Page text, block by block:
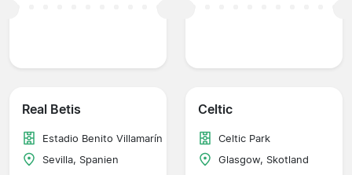
Real Betis
Estadio Benito Villamarín
Sevilla, Spanien
Celtic
Celtic Park
Glasgow, Skotland